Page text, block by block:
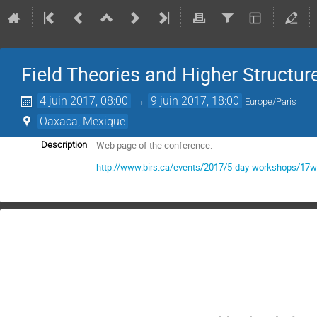
Field Theories and Higher
4 juin 2017, 08:00 → 9 juin 2017, 18:00 Europe/Paris
Oaxaca, Mexique
Description
Web page of the conference:
http://www.birs.ca/events/2017/5-day-workshops/